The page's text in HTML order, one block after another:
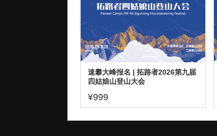
速攀大峰报名 | 拓路者2026第九届
四姑娘山登山大会
¥999